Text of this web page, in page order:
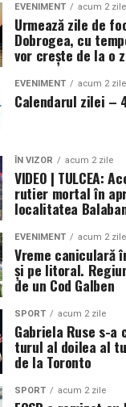
EVENIMENT acum 2 zile
Urmează zile de
Dobrogea, cu
vor crește de la o
EVENIMENT acum 2 zile
Calendarul zilei –
ÎN VIZOR acum 2 zile
VIDEO | TULCEA:
rutier mortal în
localitatea
EVENIMENT acum 2 zile
Vreme caniculară
și pe litoral.
de un Cod Galben
SPORT acum 2 zile
Gabriela Ruse s-
turul al doilea al
de la Toronto
SPORT acum 2 zile